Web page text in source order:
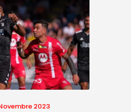
2023